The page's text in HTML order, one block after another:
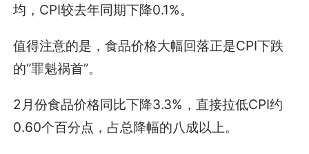
均，CPI较去年同期下降0.1%。
值得注意的是，食品价格大幅回落正是CPI下跌
的“罪魁祸首”。
2月份食品价格同比下降3.3%，直接拉低CPI约
0.60个百分点，占总降幅的八成以上。